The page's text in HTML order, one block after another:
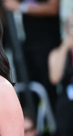
fin d’année.